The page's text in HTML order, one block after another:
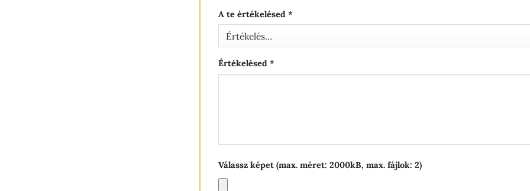
A te értékelésed *
Értékelésed *
Válassz képet (max. méret: 2000kB, max. fájlok: 2)